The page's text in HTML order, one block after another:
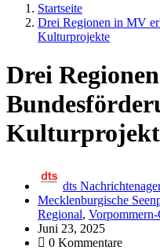
Startseite
Drei Regionen in MV
Kulturprojekte
Drei
dts
Mecklenburgische
Regional,
Juni 23, 2025
0 Kommentare